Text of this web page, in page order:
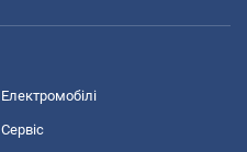
Електромобілі
Сервіс